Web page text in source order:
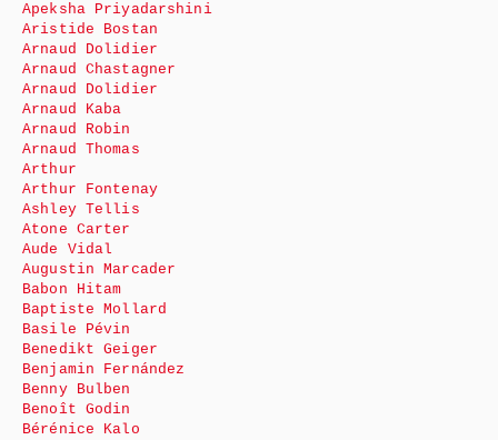
Apeksha Priyadarshini
Aristide Bostan
Arnaud Dolidier
Arnaud Chastagner
Arnaud Dolidier
Arnaud Kaba
Arnaud Robin
Arnaud Thomas
Arthur
Arthur Fontenay
Ashley Tellis
Atone Carter
Aude Vidal
Augustin Marcader
Babon Hitam
Baptiste Mollard
Basile Pévin
Benedikt Geiger
Benjamin Fernández
Benny Bulben
Benoît Godin
Bérénice Kalo